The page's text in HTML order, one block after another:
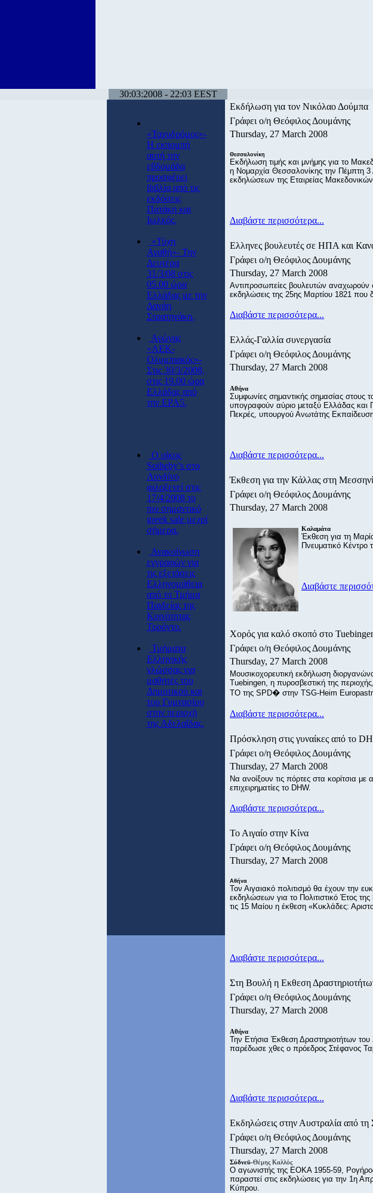
30:03:2008 - 22:03 EEST
«Ταχυδρόμος»-
Η εκπομπή
αυτή την
εβδομάδα
προσφέρει
βιβλία από τις
εκδόσεις
Πατάκη και
Ιωλκός.
«Τύχη
Αγαθή»- Την
Δευτέρα
31/3/08 στις
05.00 ώρα
Ελλάδας με την
Δανάη
Στρατηγάκη.
Αγώνας
«ΑΕΚ-
Ολυμπιακός»-
Στις 30/3/2008,
στις 19.00 ώρα
Ελλάδας από
την ΕΡΑ5.
O οίκος
Sotheby’s στο
Λονδίνο
φιλοξενεί στις
17/4/2008 το
πιο σημαντικό
greek sale μεχρί
σήμερα.
Ανακοίνωση
εγγραφών για
τις εξετάσεις
Ελληνομάθεια
από το Τμήμα
Παιδείας της
Κοινότητας
Τορόντο.
Τμήματα
Ελληνικής
γλώσσας για
μαθητές του
Δημοτικού και
του Γυμνασίου
στην περιοχή
της Αδελαΐδας.
Εκδήλωση για τον Νικόλαο Δούμπα
Γράφει ο/η Θεόφιλος Δουμάνης
Thursday, 27 March 2008
Θεσσαλονίκη
Εκδήλωση τιμής και μνήμης για το
η Νομαρχία Θεσσαλονίκης την Πέμπτη 3
εκδηλώσεων της Εταιρείας
Διαβάστε περισσότερα...
Eλληνες βουλευτές σε ΗΠΑ και
Γράφει ο/η Θεόφιλος Δουμάνης
Thursday, 27 March 2008
Αντιπροσωπείες βoυλευτών αναχωρούν
εκδηλώσεις της 25ης Μαρτίου 1821
Διαβάστε περισσότερα...
Ελλάς-Γαλλία συνεργασία
Γράφει ο/η Θεόφιλος Δουμάνης
Thursday, 27 March 2008
Αθήνα
Συμφωνίες σημαντικής σημασίας στους
υπογραφούν αύριο μεταξύ Ελλάδας και
Πεκρές, υπουργού Ανωτάτης
Διαβάστε περισσότερα...
Έκθεση για την Κάλλας στη
Γράφει ο/η Θεόφιλος Δουμάνης
Thursday, 27 March 2008
Καλαμάτα
Έκθεση για τη
Πνευματικό
Διαβάστε
Χορός για καλό σκοπό στο
Γράφει ο/η Θεόφιλος Δουμάνης
Thursday, 27 March 2008
Μουσικοχορευτική εκδήλωση
Tuebingen, η πυροσβεστική της
ΤΟ της SPD� στην TSG-Heim
Διαβάστε περισσότερα...
Πρόσκληση στις γυναίκες από το
Γράφει ο/η Θεόφιλος Δουμάνης
Thursday, 27 March 2008
Να ανοίξουν τις πόρτες στα κορίτσια
επιχειρηματίες το DHW.
Διαβάστε περισσότερα...
Το Αιγαίο στην Κίνα
Γράφει ο/η Θεόφιλος Δουμάνης
Thursday, 27 March 2008
Αθήνα
Τον Αιγαιακό πολιτισμό θα έχουν την
εκδηλώσεων για το Πολιτιστικό Έτος
τις 15 Μαίου η έκθεση «Κυκλάδες:
Διαβάστε περισσότερα...
Στη Βουλή η Εκθεση
Γράφει ο/η Θεόφιλος Δουμάνης
Thursday, 27 March 2008
Αθήνα
Την Ετήσια Έκθεση Δραστηριοτήτων
παρέδωσε χθες ο πρόεδρος Στέφανος
Διαβάστε περισσότερα...
Εκδηλώσεις στην Αυστραλία από
Γράφει ο/η Θεόφιλος Δουμάνης
Thursday, 27 March 2008
Σύδνεϋ-Θέμης Καλλός
Ο αγωνιστής της ΕΟΚΑ 1955-59,
παραστεί στις εκδηλώσεις για την 1η
Κύπρου.